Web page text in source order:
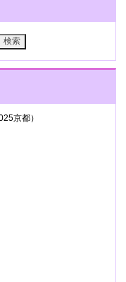
京都）